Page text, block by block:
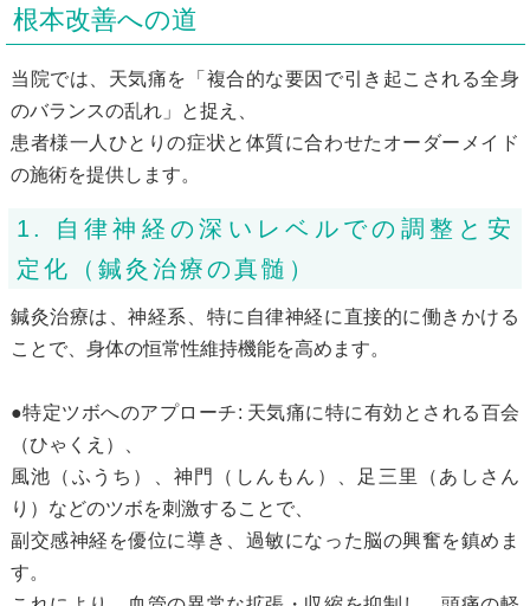
根本改善への道
当院では、天気痛を「複合的な要因で引き起こされる全身
のバランスの乱れ」と捉え、
患者様一人ひとりの症状と体質に合わせたオーダーメイド
の施術を提供します。
1. 自律神経の深いレベルでの調整と安
定化（鍼灸治療の真髄）
鍼灸治療は、神経系、特に自律神経に直接的に働きかける
ことで、身体の恒常性維持機能を高めます。
●特定ツボへのアプローチ: 天気痛に特に有効とされる百会
（ひゃくえ）、
風池（ふうち）、神門（しんもん）、足三里（あしさん
り）などのツボを刺激することで、
副交感神経を優位に導き、過敏になった脳の興奮を鎮めま
す。